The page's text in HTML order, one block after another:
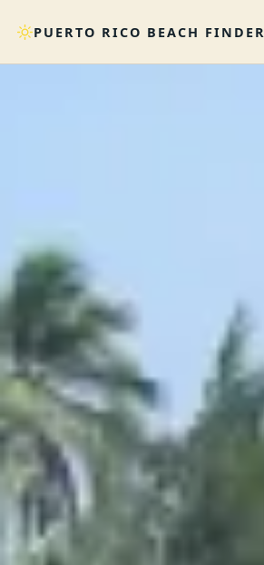
PUERTO RICO BEACH FINDER